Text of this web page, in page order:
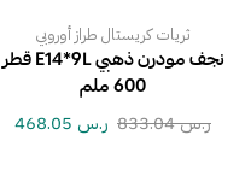
ثريات كريستال طراز أوروبي
نجف مودرن ذهبي E14*9L قطر
600 ملم
ر.س833.04 ر.س